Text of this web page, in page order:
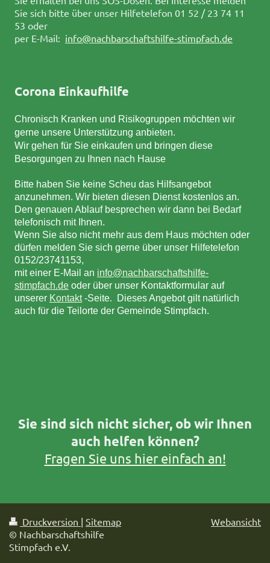
Sie sich bitte über unser Hilfetelefon 01 52 / 23 74 11
53 oder
per E-Mail: info@nachbarschaftshilfe-stimpfach.de
Corona Einkaufhilfe
Chronisch Kranken und Risikogruppen möchten wir
gerne unsere Unterstützung anbieten.
Wir gehen für Sie einkaufen und bringen diese
Besorgungen zu Ihnen nach Hause
Bitte haben Sie keine Scheu das Hilfsangebot
anzunehmen. Wir bieten diesen Dienst kostenlos an.
Den genauen Ablauf besprechen wir dann bei Bedarf
telefonisch mit Ihnen.
Wenn Sie also nicht mehr aus dem Haus möchten oder
dürfen melden Sie sich gerne über unser Hilfetelefon
0152/23741153,
mit einer E-Mail an info@nachbarschaftshilfe-
stimpfach.de oder über unser Kontaktformular auf
unserer Kontakt-Seite.
Dieses Angebot gilt natürlich
auch für die Teilorte der Gemeinde Stimpfach.
Sie sind sich nicht sicher, ob wir Ihnen
auch helfen können?
Fragen Sie uns hier einfach an!
Druckversion | Sitemap
© Nachbarschaftshilfe
Stimpfach e.V.
Webansicht